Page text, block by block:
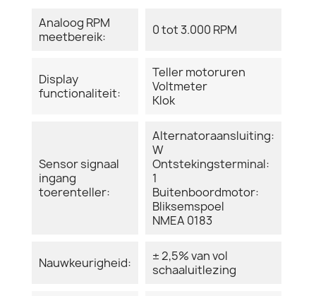
Analoog RPM
meetbereik:
0 tot 3.000 RPM
Display
functionaliteit:
Teller motoruren
Voltmeter
Klok
Sensor signaal
ingang
toerenteller:
Alternatoraansluiting:
W
Ontstekingsterminal:
1
Buitenboordmotor:
Bliksemspoel
NMEA 0183
Nauwkeurigheid:
± 2,5% van vol
schaaluitlezing